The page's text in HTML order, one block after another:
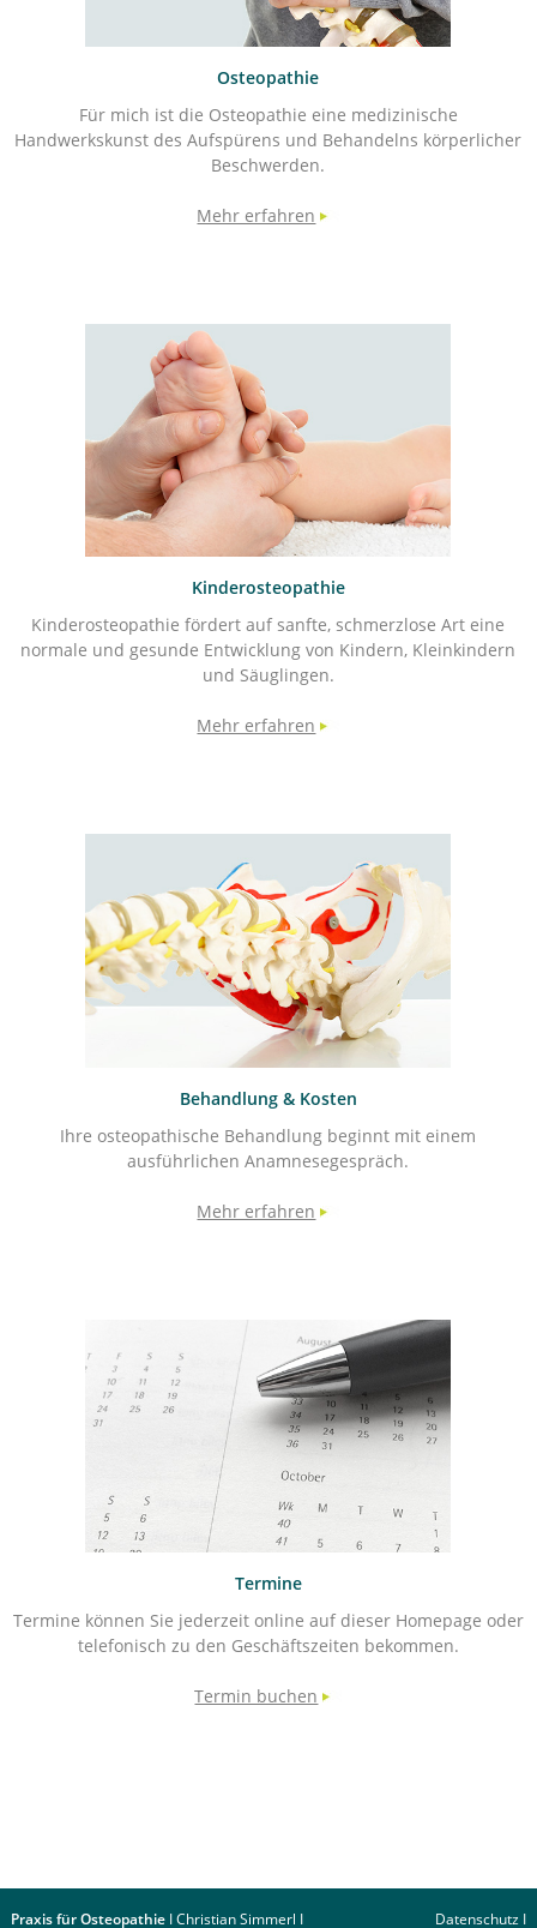
Osteopathie
Für mich ist die Osteopathie eine medizinische
Handwerkskunst des Aufspürens und Behandelns körperlicher
Beschwerden.
Mehr erfahren
Kinderosteopathie
Kinderosteopathie fördert auf sanfte, schmerzlose Art eine
normale und gesunde Entwicklung von Kindern, Kleinkindern
und Säuglingen.
Mehr erfahren
Behandlung & Kosten
Ihre osteopathische Behandlung beginnt mit einem
ausführlichen Anamnesegespräch.
Mehr erfahren
Termine
Termine können Sie jederzeit online auf dieser Homepage oder
telefonisch zu den Geschäftszeiten bekommen.
Termin buchen
Praxis für OsteopathieI Christian Simmerl I Datenschutz I